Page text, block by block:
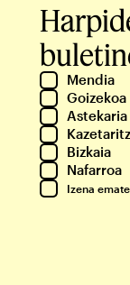
Mendia
Goizekoa
Astekaria
Bizkaia
Nafarroa
Izena